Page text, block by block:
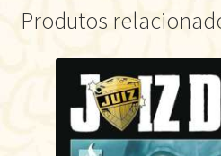
Produtos